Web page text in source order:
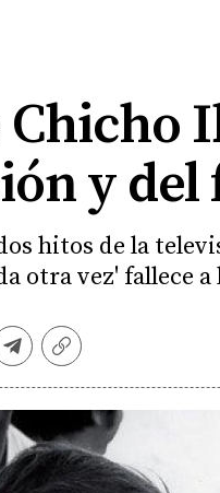
y del
hitos de la
otra vez' fallece a
Telegram
Copiar